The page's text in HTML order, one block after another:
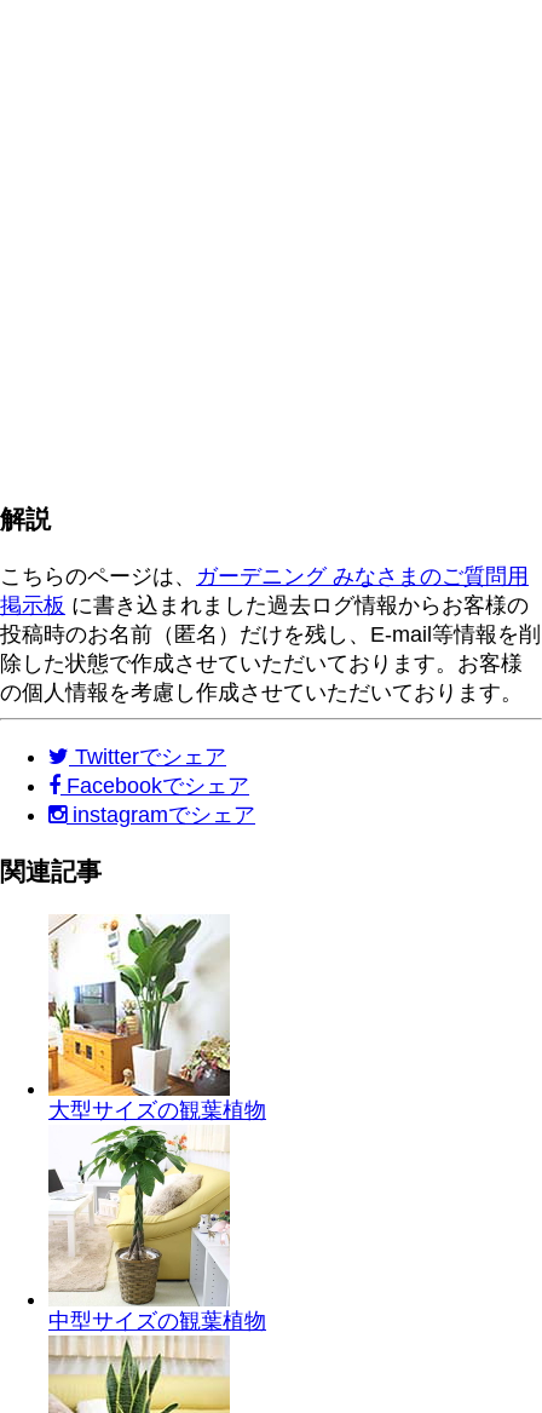
解説
こちらのページは、 ガーデニング みなさまのご質問用
掲示板 に書き込まれました過去ログ情報からお客様の
投稿時のお名前（匿名）だけを残し、E-mail等情報を削
除した状態で作成させていただいております。お客様
の個人情報を考慮し作成させていただいております。
Twitterでシェア
Facebookでシェア
instagramでシェア
関連記事
大型サイズの観葉植物
中型サイズの観葉植物